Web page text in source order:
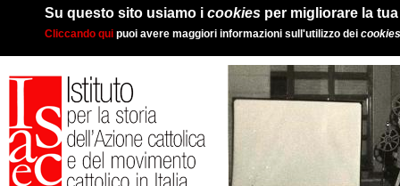
Su questo sito usiamo i cookies per migliorare la
Cliccando qui puoi avere maggiori informazioni sull'utilizzo dei cookies